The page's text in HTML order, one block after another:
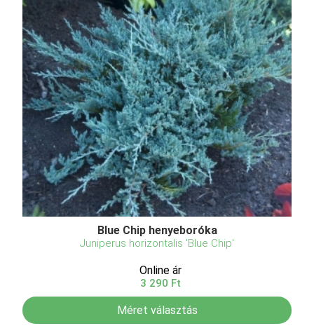
Blue Chip henyeboróka
Juniperus horizontalis 'Blue Chip'
Online ár
3 290 Ft
Méret választás